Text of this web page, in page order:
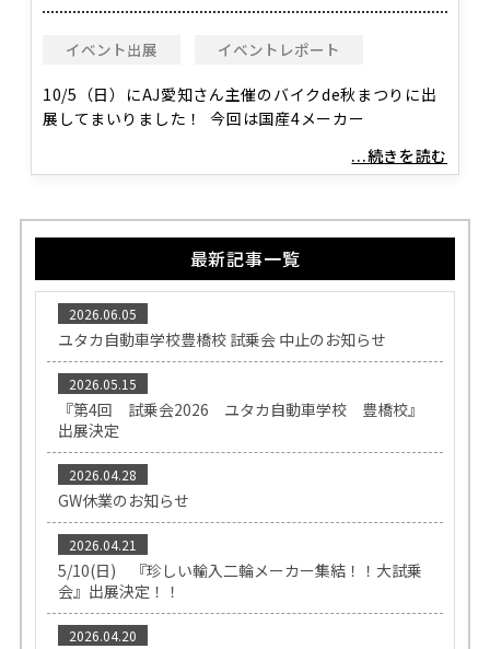
イベント出展 イベントレポート
10/5（日）にAJ愛知さん主催のバイクde秋まつりに出
展してまいりました！ 今回は国産4メーカー
...続きを読む
最新記事一覧
2026.06.05
ユタカ自動車学校豊橋校 試乗会 中止のお知らせ
2026.05.15
『第4回 試乗会2026 ユタカ自動車学校 豊橋校』
出展決定
2026.04.28
GW休業のお知らせ
2026.04.21
5/10(日) 『珍しい輸入二輪メーカー集結！！大試乗
会』出展決定！！
2026.04.20